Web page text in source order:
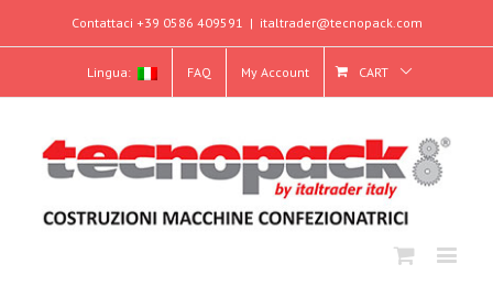
Contattaci +39 0586 409591 | italtrader@tecnopack.com
Lingua: FAQ My Account CART